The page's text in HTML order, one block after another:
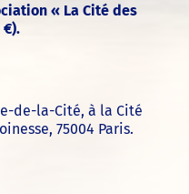
« La Cité des
de-la-Cité, à la Cité
75004 Paris.